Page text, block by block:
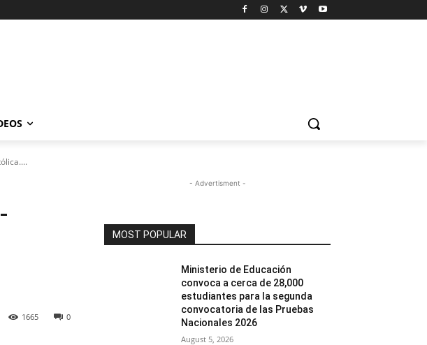
0
1665
- Advertisment -
MOST POPULAR
Ministerio de Educación
convoca a cerca de 28,000
estudiantes para la segunda
convocatoria de las Pruebas
Nacionales 2026
August 5, 2026